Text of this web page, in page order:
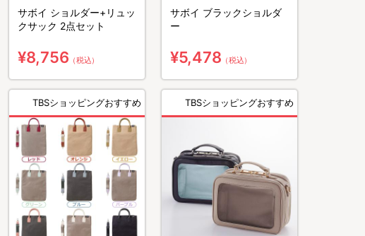
サボイ ショルダー+リュッ
クサック 2点セット
¥8,756 （税込）
サボイ ブラックショルダ
ー
¥5,478 （税込）
TBSショッピングおすすめ TBSショッピングおすすめ